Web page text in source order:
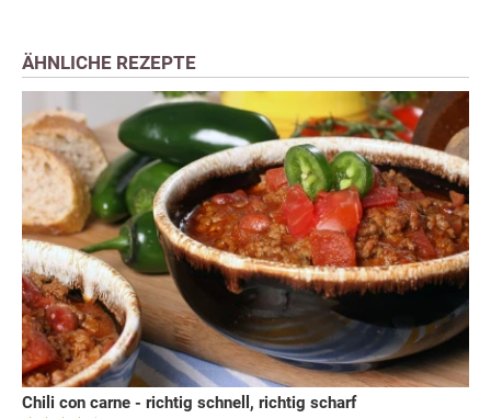
ÄHNLICHE REZEPTE
Chili con carne - richtig schnell, richtig scharf